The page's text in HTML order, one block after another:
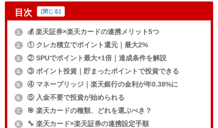
目次 閉じる
1. 💰 楽天証券×楽天カードの連携メリット5つ
2. ① クレカ積立でポイント還元｜最大2%
3. ② SPUでポイント最大+1倍｜達成条件を解説
4. ③ ポイント投資｜貯まったポイントで投資できる
5. ④ マネーブリッジ｜楽天銀行の金利が年0.38%に
6. ⑤ 入金不要で投資が始められる
7. 🎯 楽天カードの種類、どれを選ぶべき？
8. 🔧 楽天カード×楽天証券の連携設定手順